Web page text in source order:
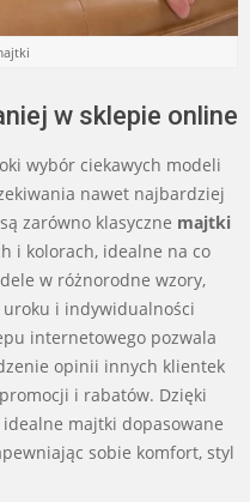
w sklepie online
wybór ciekawych modeli
nawet najbardziej
zarówno klasyczne majtki
i kolorach, idealne na co
w różnorodne wzory,
i indywidualności
internetowego pozwala
opinii innych klientek
i rabatów. Dzięki
majtki dopasowane
sobie komfort, styl